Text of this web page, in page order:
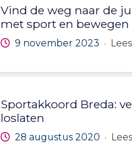
Vind de weg naar de
met sport en bewegen
9 november 2023 ·
Sportakkoord Breda:
loslaten
28 augustus 2020 ·